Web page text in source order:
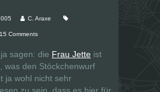
C. Araxe
15 Comments
sagen: die Frau Jette ist
was den Stöckchenwurf
ja wohl nicht sehr